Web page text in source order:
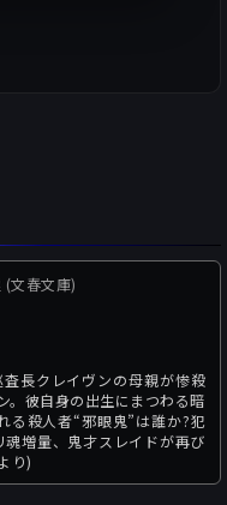
(文春文庫)
長クレイヴンの母親が惨殺
。彼自身の出生にまつわる暗
る殺人者“邪眼鬼”は誰か?犯
増量、鬼才スレイドが再び
り)